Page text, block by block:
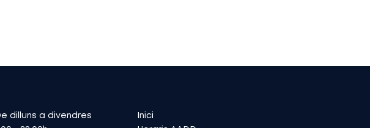
dilluns a divendres
Inici